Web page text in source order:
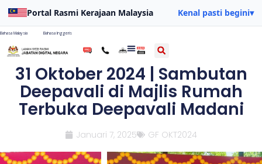
Portal Rasmi Kerajaan Malaysia Kenal pasti begini▾
Bahasa Malaysia Bahasa Inggeris
31 Oktober 2024 | Sambutan
Deepavali di Majlis Rumah
Terbuka Deepavali Madani
Januari 7, 2025 GF OKT2024